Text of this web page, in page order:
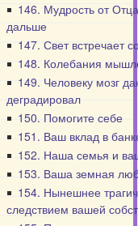
146. Мудрость от
дальше
147. Свет встречает
148. Колебания
149. Человеку мозг
деградировал
150. Помогите себе
151. Ваш вклад в
152. Наша семья и
153. Ваша земная
154. Нынешнее
следствием вашей